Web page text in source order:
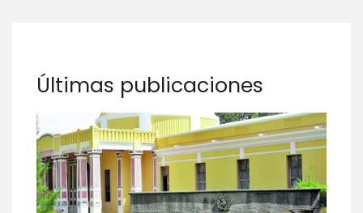
Últimas publicaciones